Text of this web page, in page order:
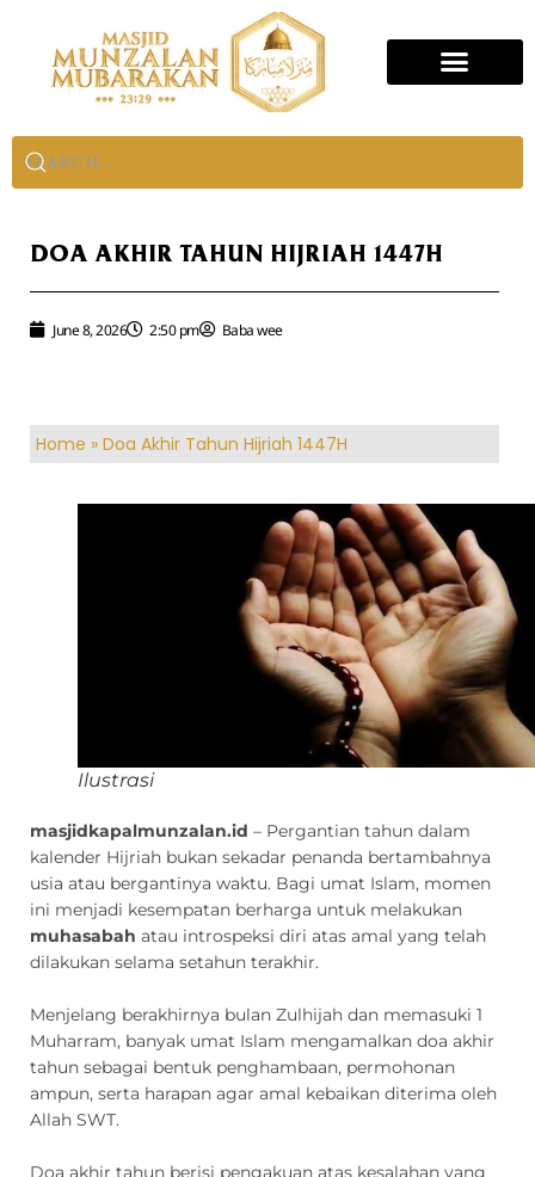
DOA AKHIR TAHUN HIJRIAH 1447H
June 8, 2026 2:50 pm Baba wee
Home » Doa Akhir Tahun Hijriah 1447H
Ilustrasi
masjidkapalmunzalan.id – Pergantian tahun dalam
kalender Hijriah bukan sekadar penanda bertambahnya
usia atau bergantinya waktu. Bagi umat Islam, momen
ini menjadi kesempatan berharga untuk melakukan
muhasabah atau introspeksi diri atas amal yang telah
dilakukan selama setahun terakhir.
Menjelang berakhirnya bulan Zulhijah dan memasuki 1
Muharram, banyak umat Islam mengamalkan doa akhir
tahun sebagai bentuk penghambaan, permohonan
ampun, serta harapan agar amal kebaikan diterima oleh
Allah SWT.
Doa akhir tahun berisi pengakuan atas kesalahan yang